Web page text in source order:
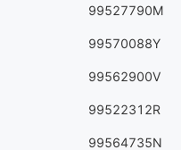
99527790M
99570088Y
99562900V
99522312R
99564735N